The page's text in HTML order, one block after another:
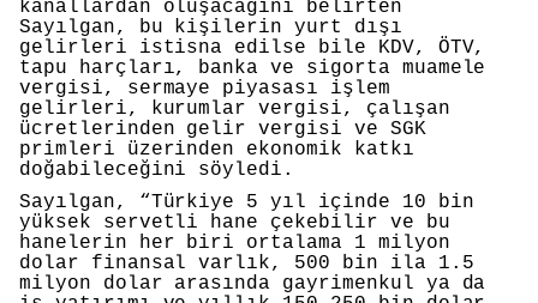
kanallardan oluşacağını belirten
Sayılgan, bu kişilerin yurt dışı
gelirleri istisna edilse bile KDV, ÖTV,
tapu harçları, banka ve sigorta muamele
vergisi, sermaye piyasası işlem
gelirleri, kurumlar vergisi, çalışan
ücretlerinden gelir vergisi ve SGK
primleri üzerinden ekonomik katkı
doğabileceğini söyledi.
Sayılgan, “Türkiye 5 yıl içinde 10 bin
yüksek servetli hane çekebilir ve bu
hanelerin her biri ortalama 1 milyon
dolar finansal varlık, 500 bin ila 1.5
milyon dolar arasında gayrimenkul ya da